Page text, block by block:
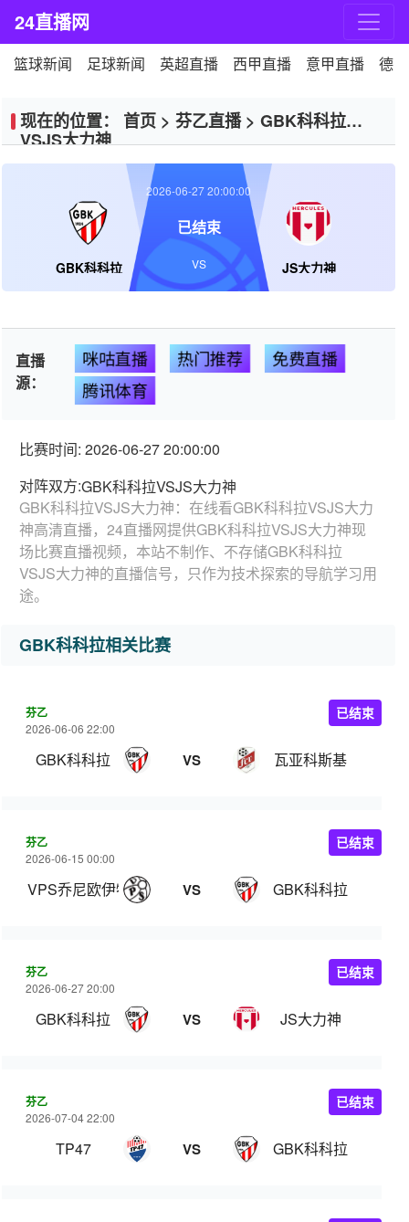
24直播网
篮球新闻 足球新闻 英超直播 西甲直播 意甲直播 德
现在的位置： 首页 > 芬乙直播> GBK科科拉
VSJS大力神
GBK科科拉 JS大力神
2026-06-27 20:00:00
已结束
VS
直播
源：
咪咕直播 热门推荐
免费直播
腾讯体育
比赛时间: 2026-06-27 20:00:00
对阵双方:GBK科科拉VSJS大力神
GBK科科拉VSJS大力神：在线看GBK科科拉VSJS大力
神高清直播，24直播网提供GBK科科拉VSJS大力神现
场比赛直播视频，本站不制作、不存储GBK科科拉
VSJS大力神的直播信号，只作为技术探索的导航学习用
途。
GBK科科拉相关比赛
芬乙
2026-06-06 22:00
GBK科科拉 VS 瓦亚科斯基
已结束
芬乙
2026-06-15 00:00
VPS乔尼欧伊特 VS GBK科科拉
已结束
芬乙
2026-06-27 20:00
GBK科科拉 VS JS大力神
已结束
芬乙
2026-07-04 22:00
TP47 VS GBK科科拉
已结束